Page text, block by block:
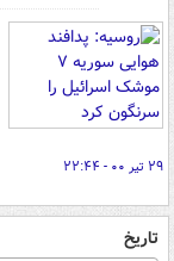
۲۹ تیر ۰۰ - ۲۲:۴۴
تاریخ